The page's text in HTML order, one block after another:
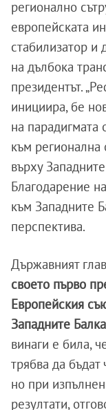
регионално
европейската
стабилизатор и
на дълбока
президентът.
инициира, бе
на парадигмата
към регионална
върху
Благодарение
към Западните
перспектива.
Държавният
своето първо
Европейския
Западните
винаги е била,
трябва да бъдат
но при
резултати,